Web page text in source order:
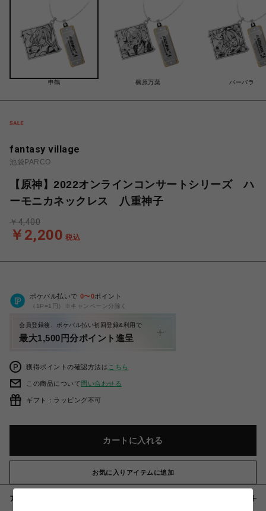
申鶴 楓原万葉 バーバラ
fantasy village
池袋PARCO
【原神】2022オンラインコンサートシリーズ ハ
ーモニカネックレス 八重神子
￥2,200 税込
￥4,400
ポケパル払いで 0〜0ポイント
（1P=1円）※キャンペーン分除く
会員登録後、ポケパル払い初回登録&利用で
最大1,500円分ポイント進呈
獲得ポイントの確認方法は こちら
この商品について問い合わせる
ギフト：ラッピング不可
カートに入れる
お気に入りアイテムに追加
アイテム説明 / 素材